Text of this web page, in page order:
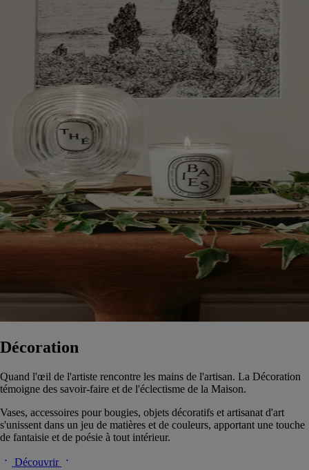
Décoration
Quand l'œil de l'artiste rencontre les mains de l'artisan. La Décoration
témoigne des savoir-faire et de l'éclectisme de la Maison.
Vases, accessoires pour bougies, objets décoratifs et artisanat d'art
s'unissent dans un jeu de matières et de couleurs, apportant une touche
de fantaisie et de poésie à tout intérieur.
Découvrir